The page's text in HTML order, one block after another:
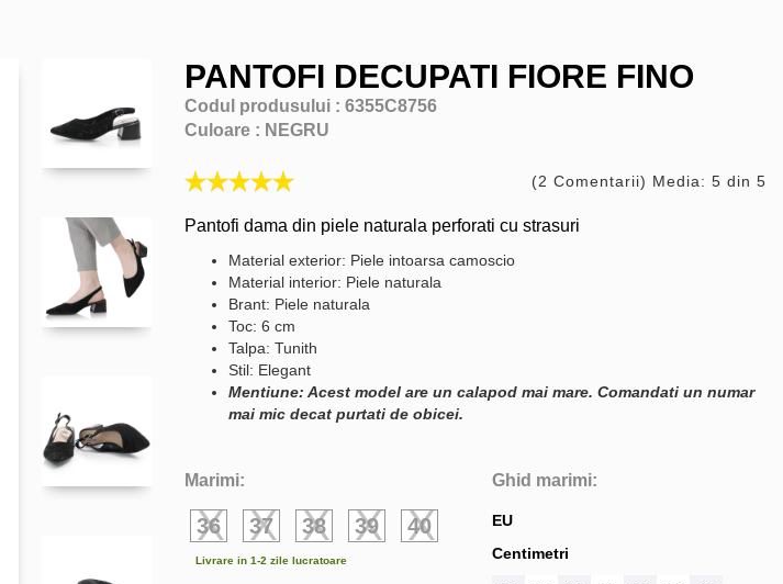
PANTOFI DECUPATI FIORE FINO
Codul produsului : 6355C8756
Culoare : NEGRU
(2 Comentarii) Media: 5 din 5
Pantofi dama din piele naturala perforati cu strasuri
Material exterior: Piele intoarsa camoscio
Material interior: Piele naturala
Brant: Piele naturala
Toc: 6 cm
Talpa: Tunith
Stil: Elegant
Mentiune: Acest model are un calapod mai mare. Comandati un numar
mai mic decat purtati de obicei.
Marimi:
36 37 38 39 40
Livrare in 1-2 zile lucratoare
Ghid marimi:
EU
Centimetri